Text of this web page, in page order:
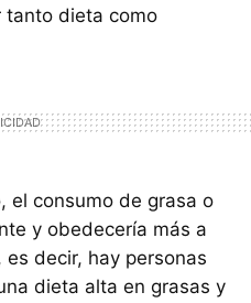
tanto dieta como
el consumo de grasa o
y obedecería más a
decir, hay personas
dieta alta en grasas y